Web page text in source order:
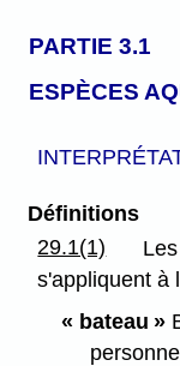
PARTIE 3.1
ESPÈCES
Définitions
29.1(1)
s'appliquent à
« bateau »